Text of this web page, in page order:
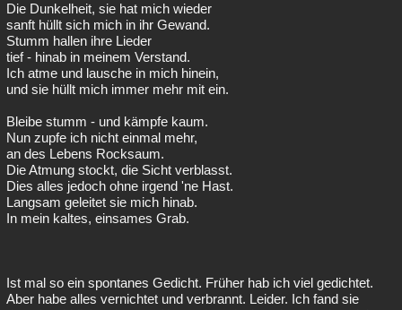
Die Dunkelheit, sie hat mich wieder
sanft hüllt sich mich in ihr Gewand.
Stumm hallen ihre Lieder
tief - hinab in meinem Verstand.
Ich atme und lausche in mich hinein,
und sie hüllt mich immer mehr mit ein.
Bleibe stumm - und kämpfe kaum.
Nun zupfe ich nicht einmal mehr,
an des Lebens Rocksaum.
Die Atmung stockt, die Sicht verblasst.
Dies alles jedoch ohne irgend 'ne Hast.
Langsam geleitet sie mich hinab.
In mein kaltes, einsames Grab.
Ist mal so ein spontanes Gedicht. Früher hab ich viel gedichtet.
Aber habe alles vernichtet und verbrannt. Leider. Ich fand sie